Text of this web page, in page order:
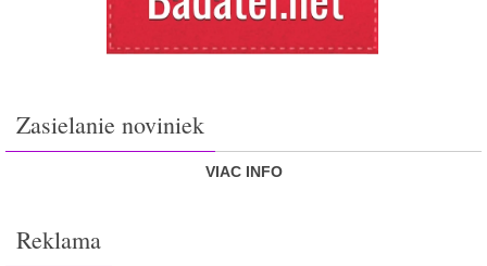
Zasielanie noviniek
VIAC INFO
Reklama